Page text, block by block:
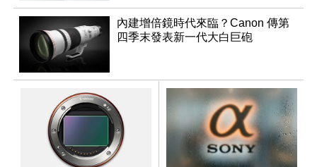
內建增倍鏡時代來臨？Canon 傳第
四季末發表新一代大白巨砲